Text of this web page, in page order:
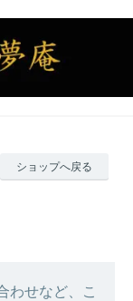
ショップへ戻る
わせなど、こ